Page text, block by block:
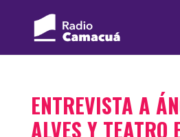
ENTREVISTA A
ALVES Y TEATRO